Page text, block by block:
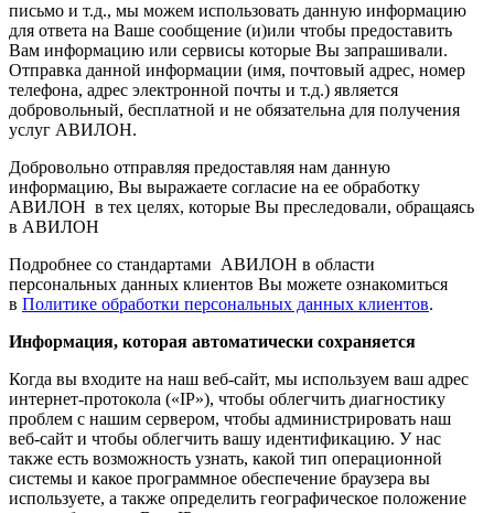
письмо и т.д., мы можем использовать данную информацию
для ответа на Ваше сообщение (и)или чтобы предоставить
Вам информацию или сервисы которые Вы запрашивали.
Отправка данной информации (имя, почтовый адрес, номер
телефона, адрес электронной почты и т.д.) является
добровольный, бесплатной и не обязательна для получения
услуг АВИЛОН.
Добровольно отправляя предоставляя нам данную
информацию, Вы выражаете согласие на ее обработку
АВИЛОН в тех целях, которые Вы преследовали, обращаясь
в АВИЛОН
Подробнее со стандартами АВИЛОН в области
персональных данных клиентов Вы можете ознакомиться
в Политике обработки персональных данных клиентов.
Информация, которая автоматически сохраняется
Когда вы входите на наш веб-сайт, мы используем ваш адрес
интернет-протокола («IP»), чтобы облегчить диагностику
проблем с нашим сервером, чтобы администрировать наш
веб-сайт и чтобы облегчить вашу идентификацию. У нас
также есть возможность узнать, какой тип операционной
системы и какое программное обеспечение браузера вы
используете, а также определить географическое положение